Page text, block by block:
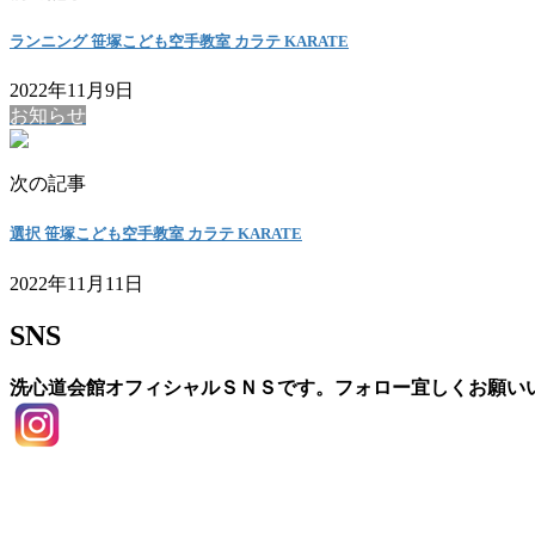
ランニング 笹塚こども空手教室 カラテ KARATE
2022年11月9日
お知らせ
次の記事
選択 笹塚こども空手教室 カラテ KARATE
2022年11月11日
SNS
洗心道会館オフィシャルＳＮＳです。フォロー宜しくお願い